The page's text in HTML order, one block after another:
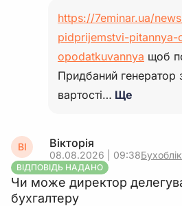
https://7eminar.ua/
pidprijemstvi-pitannya-
opodatkuvannya щоб
Придбаний генератор
вартості… Ще
ВІ Вікторія
08.08.2026 | 09:38
ВІДПОВІДЬ НАДАНО
Чи може директор
бухгалтеру